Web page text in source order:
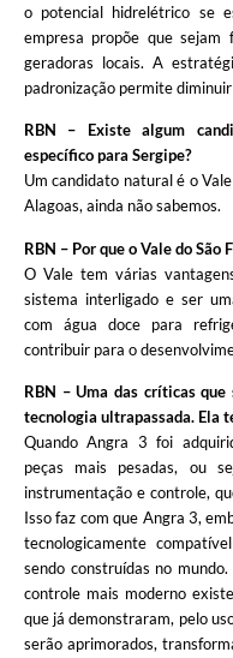
o potencial hidrelétrico se
empresa propõe que
geradoras locais. A
padronização permite
RBN – Existe algum
específico para Sergipe?
Um candidato natural é o
Alagoas, ainda não sabemos.
RBN – Por que o Vale do São
O Vale tem várias
sistema interligado e ser
com água doce para
contribuir para o
RBN – Uma das críticas
tecnologia ultrapassada. Ela
Quando Angra 3 foi
peças mais pesadas, ou
instrumentação e controle,
Isso faz com que Angra 3,
tecnologicamente
sendo construídas no
controle mais moderno
que já demonstraram, pelo
serão aprimorados,